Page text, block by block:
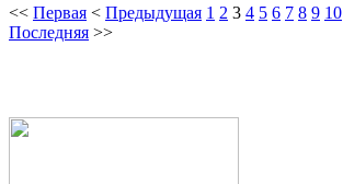
<< Первая < Предыдущая 1 2 3 4 5 6 7 8 9 10
Последняя >>